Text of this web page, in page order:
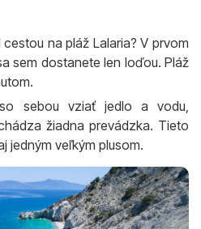
na pláž Lalaria? V prvom
sem dostanete len loďou. Pláž
sebou vziať jedlo a vodu,
žiadna prevádzka. Tieto
jedným veľkým plusom.